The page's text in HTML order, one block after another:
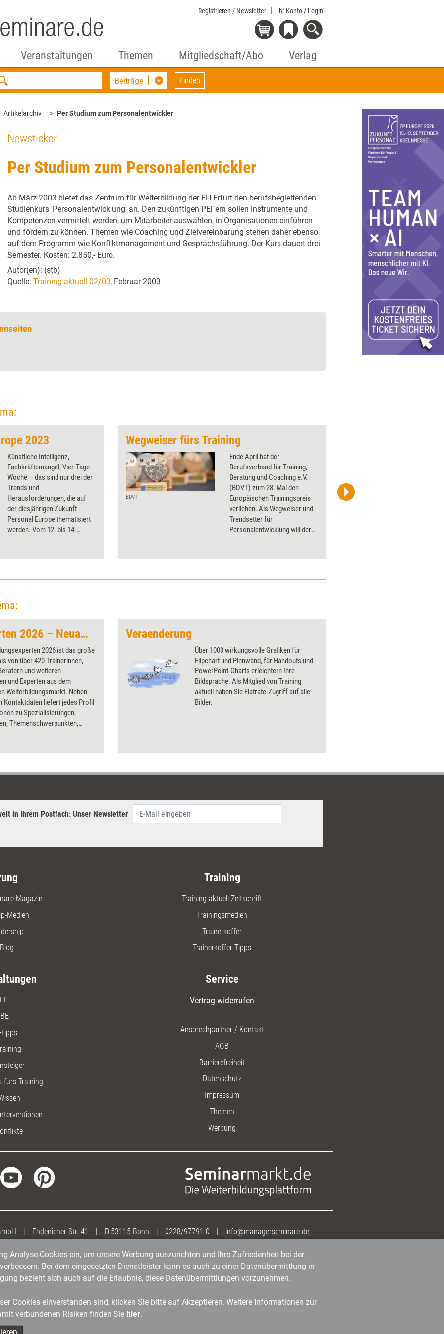
Registrieren / Newsletter Ihr Konto / Login
Veranstaltungen Themen Mitgliedschaft/Abo Verlag
Beiträge Finden
Artikelarchiv Per Studium zum Personalentwickler
Newsticker
Per Studium zum Personalentwickler
Ab März 2003 bietet das Zentrum für Weiterbildung der FH Erfurt den berufsbegleitenden
Studienkurs 'Personalentwicklung' an. Den zukünftigen PEl`ern sollen Instrumente und
Kompetenzen vermittelt werden, um Mitarbeiter auswählen, in Organisationen einführen
und fördern zu können. Themen wie Coaching und Zielvereinbarung stehen daher ebenso
auf dem Programm wie Konfliktmanagement und Gesprächsführung. Der Kurs dauert drei
Semester. Kosten: 2.850,- Euro.
Autor(en): (stb)
Quelle: Training aktuell 02/03, Februar 2003
2023
Künstliche Intelligenz,
Fachkräftemangel, Vier-Tage-
Woche – das sind nur drei der
Trends und
Herausforderungen, die auf
der diesjährigen Zukunft
Personal Europe thematisiert
werden. Vom 12. bis 14.
wieder in den Hallen der
Wegweiser fürs Training
BDVT
Ende April hat der
Berufsverband für Training,
Beratung und Coaching e.V.
(BDVT) zum 28. Mal den
Europäischen Trainingspreis
verliehen. Als Wegweiser und
Trendsetter für
Personalentwicklung will der
aktuell fasst die
zusammen.
Spring Messe Management GmbH
Weiterbildungsexperten 2026 – Neuauflage
2026 ist das große
von über 420 Trainerinnen,
und weiteren
und Experten aus dem
Weiterbildungsmarkt. Neben
Kontaktdaten liefert jedes Profil
zu Spezialisierungen,
Themenschwerpunkten,
Datenbank auf der
alle Weiterbildungsprofis
finden Sie schnell
Ideal als Erstinformation
Veraenderung
Über 1000 wirkungsvolle Grafiken für
Flipchart und Pinnwand, für Handouts und
PowerPoint-Charts erleichtern Ihre
Bildsprache. Als Mitglied von Training
aktuell haben Sie Flatrate-Zugriff auf alle
Bilder.
in Ihrem Postfach: Unser Newsletter
Magazin
Medien
Training
Training aktuell Zeitschrift
Trainingsmedien
Trainerkoffer
Trainerkoffer Tipps
fürs Training
Service
Vertrag widerrufen
Ansprechpartner / Kontakt
AGB
Barrierefreiheit
Datenschutz
Impressum
Themen
Werbung
| Endenicher Str. 41 | D-53115 Bonn | 0228/97791-0 | info@managerseminare.de
Analyse-Cookies ein, um unsere Werbung auszurichten und Ihre Zufriedenheit bei der
Bei dem eingesetzten Dienstleister kann es auch zu einer Datenübermittlung in
bezieht sich auch auf die Erlaubnis, diese Datenübermittlungen vorzunehmen.
Cookies einverstanden sind, klicken Sie bitte auf Akzeptieren. Weitere Informationen zur
verbundenen Risiken finden Sie hier.